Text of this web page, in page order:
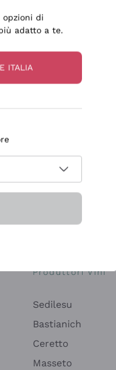
Produttori Vini
Sedilesu
Bastianich
Ceretto
Masseto
di
adatto a te.
ITALIA